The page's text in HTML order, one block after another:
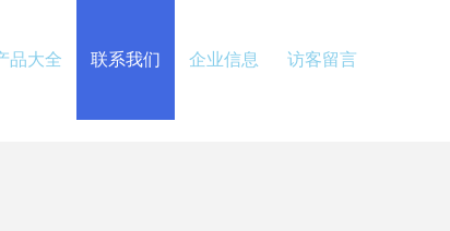
品大全 联系我们 企业信息 访客留言